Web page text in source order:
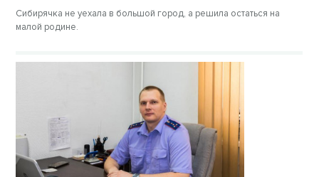
Сибирячка не уехала в большой город, а решила остаться на
малой родине.